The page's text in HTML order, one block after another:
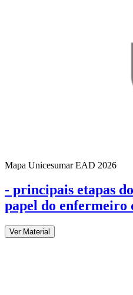
Mapa Unicesumar EAD 2026
- principais etapas
papel do
Ver Material